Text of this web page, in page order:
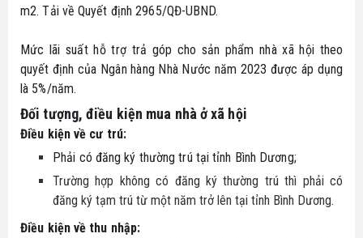
m2. Tải về Quyết định 2965/QĐ-UBND.
Mức lãi suất hỗ trợ trả góp cho sản phẩm nhà xã hội theo
quyết định của Ngân hàng Nhà Nước năm 2023 được áp dụng
là 5%/năm.
Đối tượng, điều kiện mua nhà ở xã hội
Điều kiện về cư trú:
Phải có đăng ký thường trú tại tỉnh Bình Dương;
Trường hợp không có đăng ký thường trú thì phải có
đăng ký tạm trú từ một năm trở lên tại tỉnh Bình Dương.
Điều kiện về thu nhập: